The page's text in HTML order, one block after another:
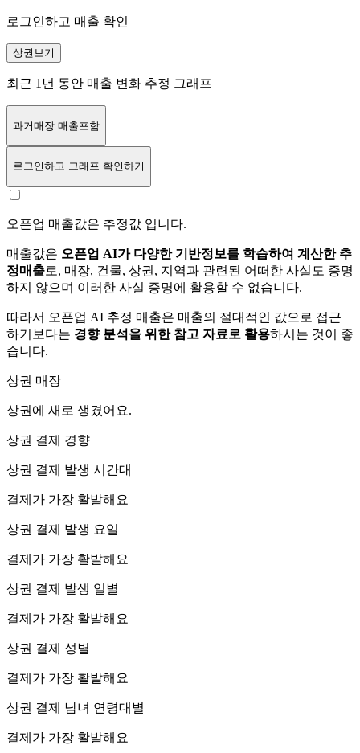
로그인하고 매출 확인
상권보기
최근 1년 동안 매출 변화 추정 그래프
과거매장 매출포함
로그인하고 그래프 확인하기
오픈업 매출값은 추정값 입니다.
매출값은 오픈업 AI가 다양한 기반정보를 학습하여 계산한 추
정매출로, 매장, 건물, 상권, 지역과 관련된 어떠한 사실도 증명
하지 않으며 이러한 사실 증명에 활용할 수 없습니다.
따라서 오픈업 AI 추정 매출은 매출의 절대적인 값으로 접근
하기보다는 경향 분석을 위한 참고 자료로 활용하시는 것이 좋
습니다.
상권 매장
상권에 새로 생겼어요.
상권 결제 경향
상권 결제 발생 시간대
결제가 가장 활발해요
상권 결제 발생 요일
결제가 가장 활발해요
상권 결제 발생 일별
결제가 가장 활발해요
상권 결제 성별
결제가 가장 활발해요
상권 결제 남녀 연령대별
결제가 가장 활발해요